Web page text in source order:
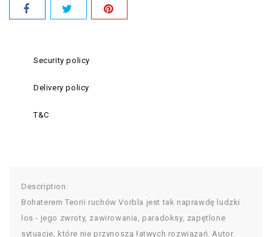
Security policy
Delivery policy
T&C
Description:
Bohaterem Teorii ruchów Vorbla jest tak naprawdę ludzki
los - jego zwroty, zawirowania, paradoksy, zapętlone
sytuacje, które nie przynoszą łatwych rozwiązań. Autor